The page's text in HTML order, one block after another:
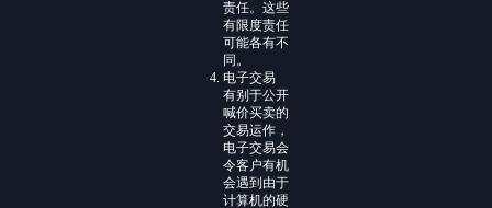
责任。这些
有限度责任
可能各有不
同。
电子交易
有别于公开
喊价买卖的
交易运作，
电子交易会
令客户有机
会遇到由于
计算机的硬